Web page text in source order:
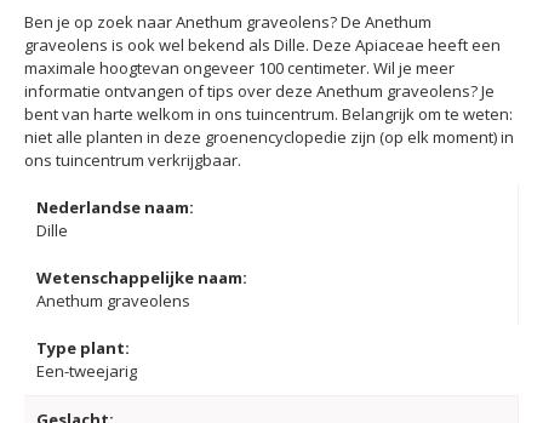
Ben je op zoek naar Anethum graveolens? De Anethum
graveolens is ook wel bekend als Dille. Deze Apiaceae heeft een
maximale hoogtevan ongeveer 100 centimeter. Wil je meer
informatie ontvangen of tips over deze Anethum graveolens? Je
bent van harte welkom in ons tuincentrum. Belangrijk om te weten:
niet alle planten in deze groenencyclopedie zijn (op elk moment) in
ons tuincentrum verkrijgbaar.
Nederlandse naam:
Dille
Wetenschappelijke naam:
Anethum graveolens
Type plant:
Een-tweejarig